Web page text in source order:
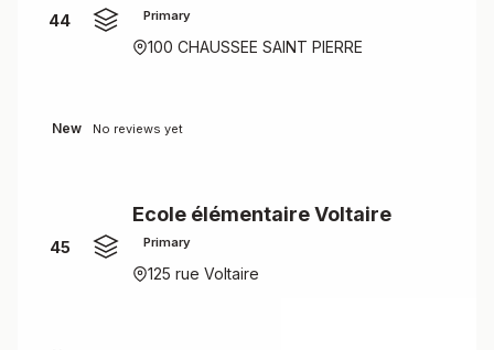
44 Primary
100 CHAUSSEE SAINT PIERRE
New No reviews yet
45
Ecole élémentaire Voltaire
Primary
125 rue Voltaire